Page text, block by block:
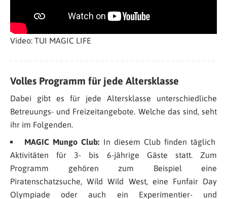
Video: TUI MAGIC LIFE
Volles Programm für jede Altersklasse
Dabei gibt es für jede Altersklasse unterschiedliche
Betreuungs- und Freizeitangebote. Welche das sind, seht
ihr im Folgenden.
MAGIC Mungo Club: In diesem Club finden täglich
Aktivitäten für 3- bis 6-jährige Gäste statt. Zum
Programm gehören zum Beispiel eine
Piratenschatzsuche, Wild Wild West, eine Funfair Day
Olympiade oder auch ein Experimentier- und